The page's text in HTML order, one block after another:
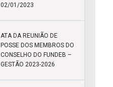
02/01/2023
ATA DA REUNIÃO DE
POSSE DOS MEMBROS DO
CONSELHO DO FUNDEB –
GESTÃO 2023-2026